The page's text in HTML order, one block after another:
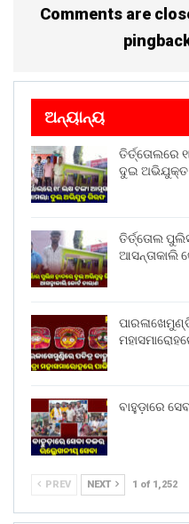
Comments are
ଅନ୍ୟାନ୍ୟ
ତିର୍ତ୍ତୋଲରେ
ଦୁଇ
ତିର୍ତ୍ତୋଲ
ଆସନ୍ତାକାଲି
ବାହୁଡ଼ାରେ
PREV NEXT 1 of 1,252